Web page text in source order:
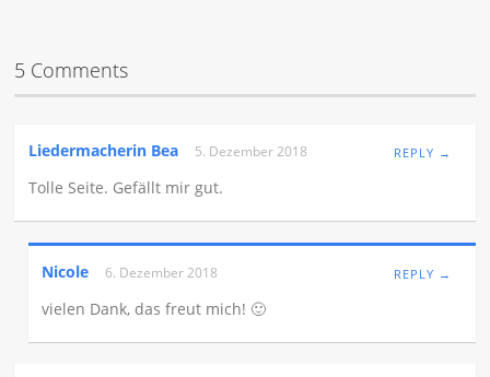
5 Comments
Liedermacherin Bea 5. Dezember 2018 REPLY →
Tolle Seite. Gefällt mir gut.
Nicole 6. Dezember 2018 REPLY →
vielen Dank, das freut mich! 🙂